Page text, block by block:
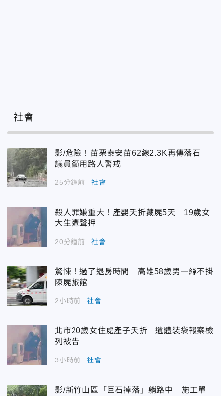
社會
影/危險！苗栗泰安苗62線2.3K再傳落石
議員籲用路人警戒
25分鐘前 社會
殺人罪嫌重大！產嬰夭折藏屍5天 19歲女
大生遭聲押
20分鐘前 社會
驚悚！過了退房時間 高雄58歲男一絲不掛
陳屍旅館
2小時前 社會
北市20歲女住處產子夭折 遺體裝袋報案檢
列被告
3小時前 社會
影/新竹山區「巨石掉落」躺路中 施工單